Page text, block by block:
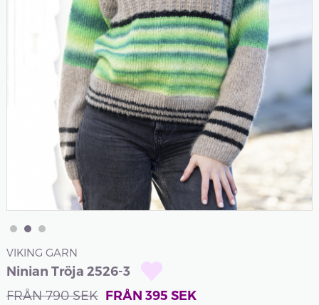
VIKING GARN
Ninian Tröja 2526-3
FRÅN 790SEK FRÅN 395 SEK